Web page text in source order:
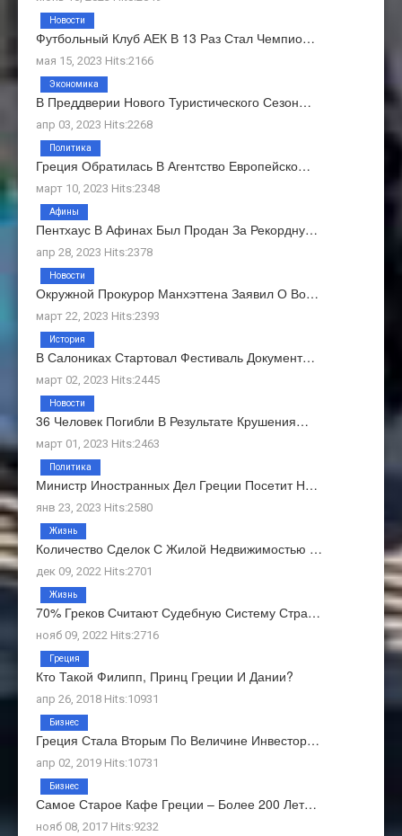
Футбольный Клуб АЕК В 13 Раз Стал Чемпио…
мая 15, 2023 Hits:2166
Новости
В Преддверии Нового Туристического Сезон…
апр 03, 2023 Hits:2268
Экономика
Греция Обратилась В Агентство Европейско…
март 10, 2023 Hits:2348
Политика
Пентхаус В Афинах Был Продан За Рекордну…
апр 28, 2023 Hits:2378
Афины
Окружной Прокурор Манхэттена Заявил О Во…
март 22, 2023 Hits:2393
Новости
В Салониках Стартовал Фестиваль Документ…
март 02, 2023 Hits:2445
История
36 Человек Погибли В Результате Крушения…
март 01, 2023 Hits:2463
Новости
Министр Иностранных Дел Греции Посетит Н…
янв 23, 2023 Hits:2580
Политика
Количество Сделок С Жилой Недвижимостью …
дек 09, 2022 Hits:2701
Жизнь
70% Греков Считают Судебную Систему Стра…
нояб 09, 2022 Hits:2716
Жизнь
Кто Такой Филипп, Принц Греции И Дании?
апр 26, 2018 Hits:10931
Греция
Греция Стала Вторым По Величине Инвестор…
апр 02, 2019 Hits:10731
Бизнес
Самое Старое Кафе Греции – Более 200 Лет…
нояб 08, 2017 Hits:9232
Бизнес